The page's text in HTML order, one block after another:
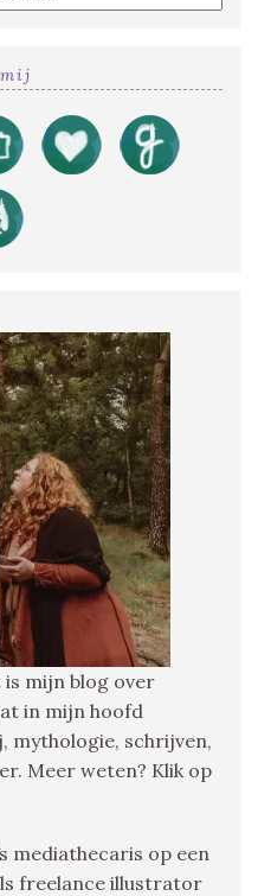
is mijn blog over
in mijn hoofd
mythologie, schrijven,
Meer weten? Klik op
mediathecaris op een
freelance illustrator